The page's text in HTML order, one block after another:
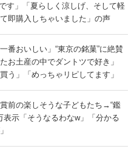
す」「夏らしく涼しげ、そして軽
即購入しちゃいました」の声
番おいしい」“東京の銘菓”に絶賛
土産の中でダントツで好き」
う」「めっちゃリピしてます」
賞前の楽しそうな子どもたち→“鑑
表示「そうなるわなw」「分かる